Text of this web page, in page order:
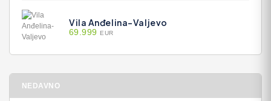
Vila Anđelina-Valjevo
69.999 EUR
NEDAVNO